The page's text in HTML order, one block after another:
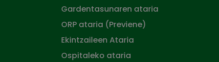
Gardentasunaren ataria
ORP ataria (Previene)
Ekintzaileen Ataria
Ospitaleko ataria